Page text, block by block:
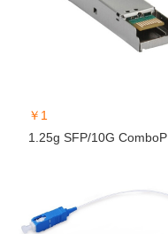
￥1
1.25g SFP/10G ComboP